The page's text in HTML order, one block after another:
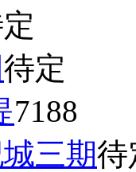
待定
7188
三期待